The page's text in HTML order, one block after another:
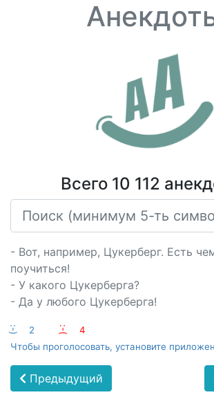
Всего 10 112
- Вот, например, Цукерберг. Есть
поучиться!
- У какого Цукерберга?
- Да у любого Цукерберга!
:-) 2 :-(
4
Чтобы проголосовать, установите
Предыдущий